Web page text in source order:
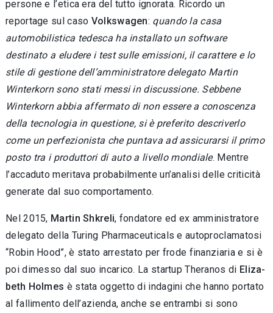
persone e l’etica era del tutto igno­rata. Ricordo un
reportage sul caso Volkswa­gen: quando la casa
automobilistica tedesca ha installato un software
destinato a eludere i test sulle emissioni, il carattere e lo
stile di gestione dell’amministratore delegato Martin
Winter­korn sono stati messi in discussione. Sebbene
Winterkorn abbia affermato di non essere a conoscenza
della tecnologia in questione, si è preferito descriverlo
come un perfezionista che puntava ad assicurarsi il primo
posto tra i pro­duttori di auto a livello mondiale. Mentre
l’ac­caduto meritava probabilmente un’analisi delle criticità
generate dal suo comportamento.
Nel 2015, Martin Shkreli, fondatore ed ex am­ministratore
delegato della Turing Pharmaceu­ticals e autoproclamatosi
“Robin Hood”, è stato arrestato per frode finanziaria e si è
poi dimesso dal suo incarico. La startup Theranos di Eliza­
beth Holmes è stata oggetto di indagini che han­no portato
al fallimento dell’azienda, anche se entrambi si sono